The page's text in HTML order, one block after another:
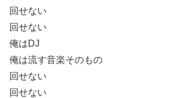
回せない
回せない
俺はDJ
俺は流す音楽そのもの
回せない
回せない